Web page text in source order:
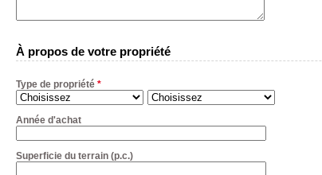
À propos de votre propriété
Type de propriété *
Année d'achat
Superficie du terrain (p.c.)